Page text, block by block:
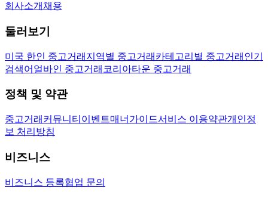
회사소개 채용
둘러보기
미국 한인 중고거래 지역별 중고거래 카테고리별 중고거래 인기
검색어 얼바인 중고거래 코리아타운 중고거래
정책 및 약관
중고거래 커뮤니티 이벤트매너가이드서비스 이용약관개인정
보 처리방침
비즈니스
비즈니스 등록협업 문의